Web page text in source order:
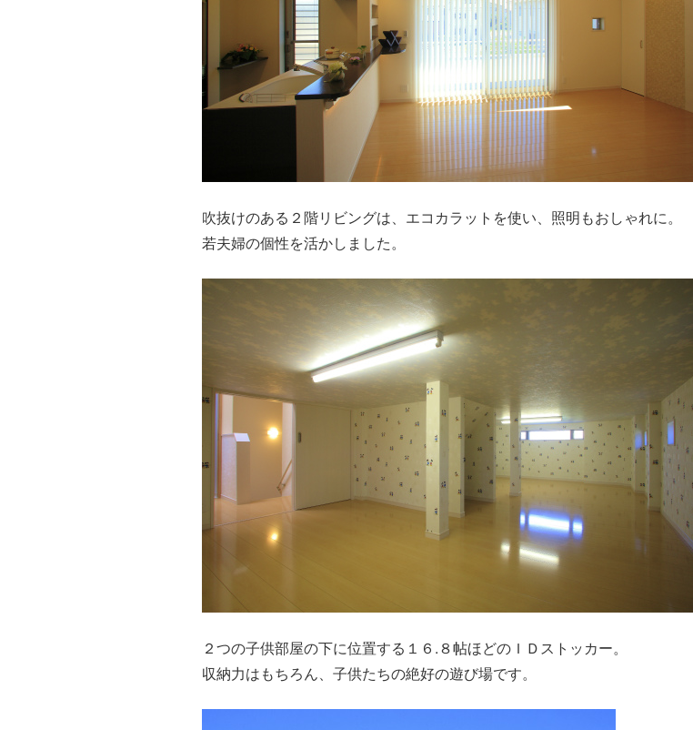
吹抜けのある２階リビングは、エコカラットを使い、照明もおしゃれに。
若夫婦の個性を活かしました。
２つの子供部屋の下に位置する１６.８帖ほどのＩＤストッカー。
収納力はもちろん、子供たちの絶好の遊び場です。